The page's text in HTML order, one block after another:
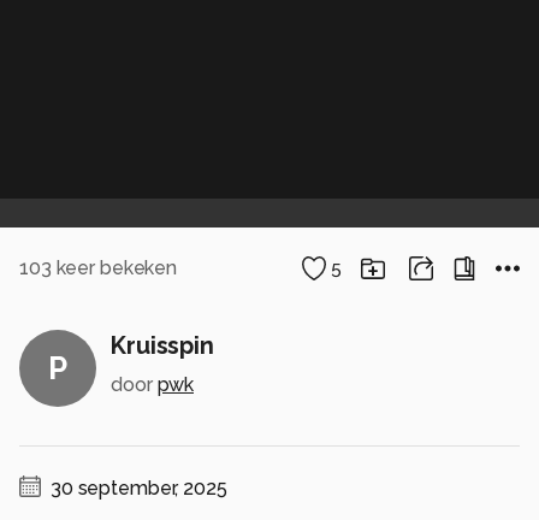
103 keer bekeken 5
P
Kruisspin
door pwk
30 september, 2025